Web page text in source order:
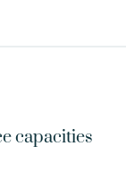
capacities